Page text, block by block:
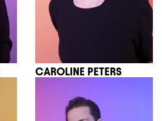
CAROLINE PETERS